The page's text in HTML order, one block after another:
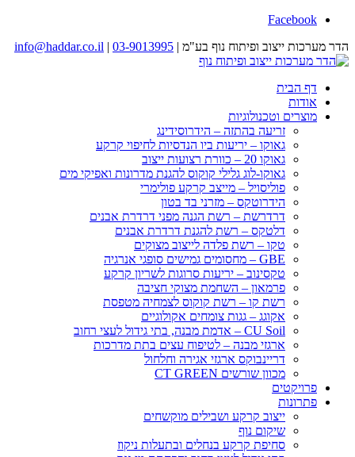
Facebook
הדר מערכות ייצוב ופיתוח נוף בע"מ | 03-9013995
|
info@haddar.co.il
דף הבית
אודות
מוצרים וטכנולוגיות
זריעה בהתזה – הידרוסידינג
גאוקו – יריעות ביו הנדסיות לחיפוי קרקע
גאוקו 20 – כוורת רצועות ייצוב
גאוקו-לוג גלילי קוקוס להגנת מדרונות ואפיקי מים
פוליסויל – מייצב קרקע פולימרי
הידרוטקס – מזרני בד בטון
דרדרשת – רשת הגנה מפני דרדרת אבנים
דלטקס – רשת להגנת דרדרת אבנים
טקו – רשת פלדה לייצוב מצוקים
GBE – מחסומים גמישים סופגי אנרגיה
טקסינוב – יריעות סרוגות לשריון קרקע
פרמאון – השחמת מצוקי חציבה
רשת קו – רשת קוקוס לצמחיה מטפסת
אקוגג – גגות צומחים אקולוגיים
CU Soil – אדמת מבנה, בתי גידול לעצי רחוב
ארגזי מבנה – לטיפוח עצים בתת מדרכות
דריינבוקס ארגזי אגירה וחלחול
מכוון שורשים CT GREEN
פרויקטים
פתרונות
ייצוב קרקע ושבילים מוקשחים
שיקום נוף
סחיפת קרקע בנחלים ובתעלות ניקוז